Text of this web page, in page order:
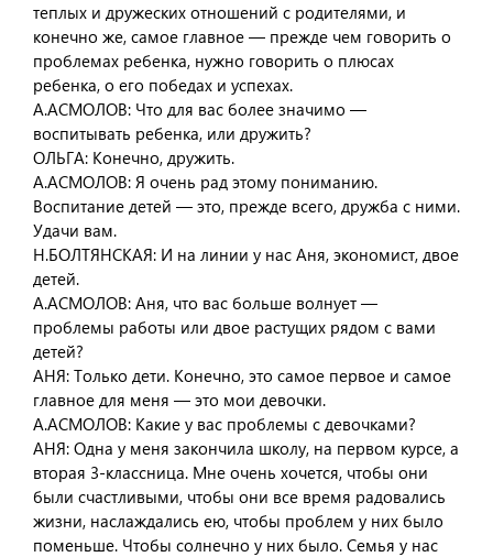
теплых и дружеских отношений с родителями, и
конечно же, самое главное — прежде чем говорить о
проблемах ребенка, нужно говорить о плюсах
ребенка, о его победах и успехах.
А.АСМОЛОВ: Что для вас более значимо —
воспитывать ребенка, или дружить?
ОЛЬГА: Конечно, дружить.
А.АСМОЛОВ: Я очень рад этому пониманию.
Воспитание детей — это, прежде всего, дружба с ними.
Удачи вам.
Н.БОЛТЯНСКАЯ: И на линии у нас Аня, экономист, двое
детей.
А.АСМОЛОВ: Аня, что вас больше волнует —
проблемы работы или двое растущих рядом с вами
детей?
АНЯ: Только дети. Конечно, это самое первое и самое
главное для меня — это мои девочки.
А.АСМОЛОВ: Какие у вас проблемы с девочками?
АНЯ: Одна у меня закончила школу, на первом курсе, а
вторая 3-классница. Мне очень хочется, чтобы они
были счастливыми, чтобы они все время радовались
жизни, наслаждались ею, чтобы проблем у них было
поменьше. Чтобы солнечно у них было. Семья у нас